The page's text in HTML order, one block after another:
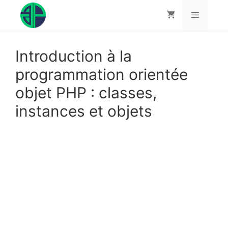
contenu
Introduction à la
programmation orientée
objet PHP : classes,
instances et objets